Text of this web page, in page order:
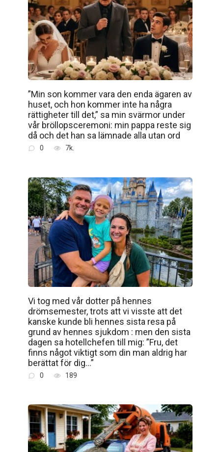
”Min son kommer vara den enda ägaren av
huset, och hon kommer inte ha några
rättigheter till det,” sa min svärmor under
vår bröllopsceremoni: min pappa reste sig
då och det han sa lämnade alla utan ord
0 7k.
Vi tog med vår dotter på hennes
drömsemester, trots att vi visste att det
kanske kunde bli hennes sista resa på
grund av hennes sjukdom : men den sista
dagen sa hotellchefen till mig: ”Fru, det
finns något viktigt som din man aldrig har
berättat för dig…”
0 189